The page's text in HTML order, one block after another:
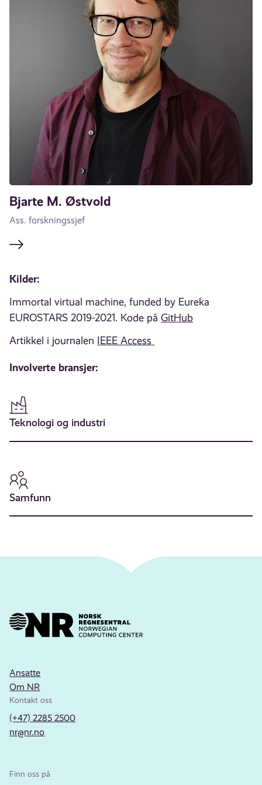
Bjarte M. Østvold
Ass. forskningssjef
Kilder:
Immortal virtual machine, funded by Eureka
EUROSTARS 2019-2021. Kode påGitHub
Artikkel i journalen IEEE Access
Involverte bransjer:
Teknologi og industri
Samfunn
Ansatte
Om NR
Kontakt oss
(+47) 2285 2500
nr@nr.no
Finn oss på